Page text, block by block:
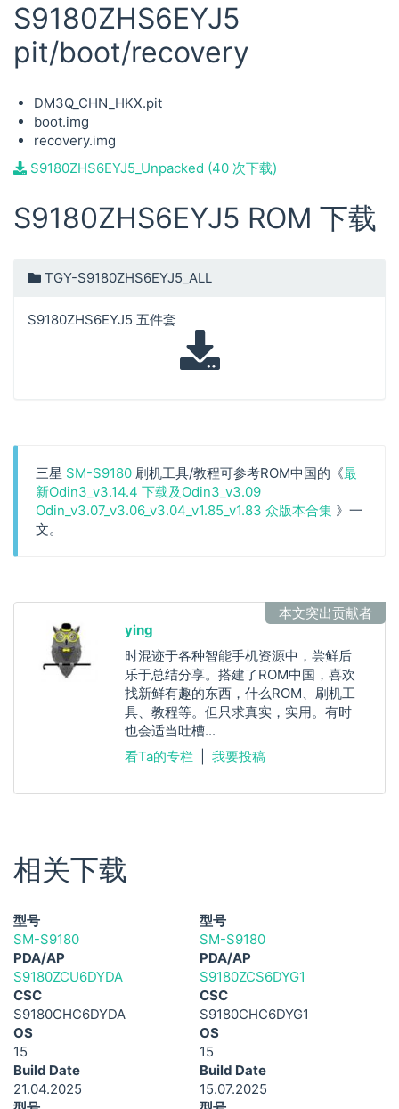
S9180ZHS6EYJ5
pit/boot/recovery
DM3Q_CHN_HKX.pit
boot.img
recovery.img
S9180ZHS6EYJ5_Unpacked (40 次下载)
S9180ZHS6EYJ5 ROM 下载
TGY-S9180ZHS6EYJ5_ALL
S9180ZHS6EYJ5 五件套
三星 SM-S9180 刷机工具/教程可参考ROM中国的《最
新Odin3_v3.14.4 下载及Odin3_v3.09
Odin_v3.07_v3.06_v3.04_v1.85_v1.83 众版本合集 》一
文。
本文突出贡献者
ying
时混迹于各种智能手机资源中，尝鲜后
乐于总结分享。搭建了ROM中国，喜欢
找新鲜有趣的东西，什么ROM、刷机工
具、教程等。但只求真实，实用。有时
也会适当吐槽...
看Ta的专栏
我要投稿
相关下载
型号
SM-S9180
PDA/AP
S9180ZCU6DYDA
CSC
S9180CHC6DYDA
OS
15
Build Date
21.04.2025
型号
SM-S9180
PDA/AP
S9180ZCS6DYG1
CSC
S9180CHC6DYG1
OS
15
Build Date
15.07.2025